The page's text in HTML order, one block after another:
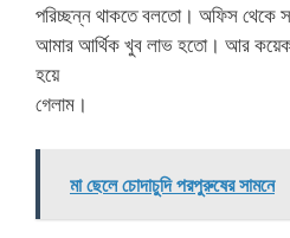
পরিচ্ছন্ন থাকতে বলতো। অফিস থেকে
আমার আর্থিক খুব লাভ হতো। আর
হয়ে
গেলাম।
মা ছেলে চোদাচুদি পরপুরুষের সামনে